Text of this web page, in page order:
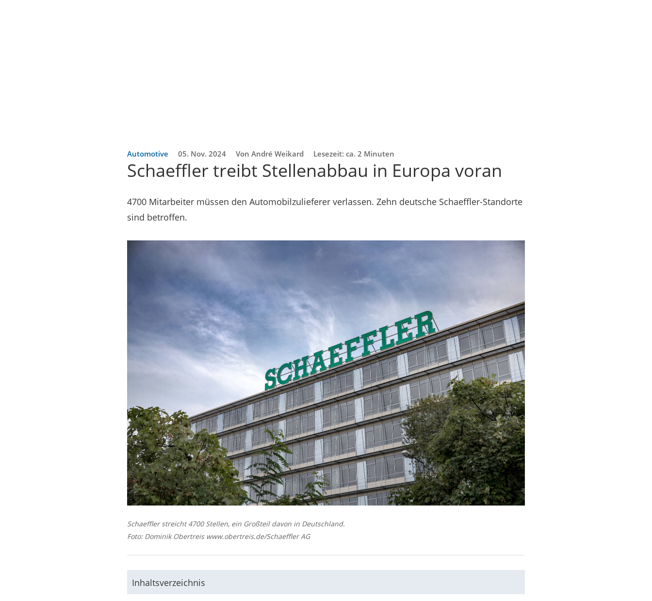
Automotive 05. Nov. 2024 Von André Weikard Lesezeit: ca. 2 Minuten
Schaeffler treibt Stellenabbau in Europa voran
4700 Mitarbeiter müssen den Automobilzulieferer verlassen. Zehn deutsche Schaeffler-Standorte
sind betroffen.
Schaeffler streicht 4700 Stellen, ein Großteil davon in Deutschland.
Foto: Dominik Obertreis www.obertreis.de/Schaeffler AG
Inhaltsverzeichnis